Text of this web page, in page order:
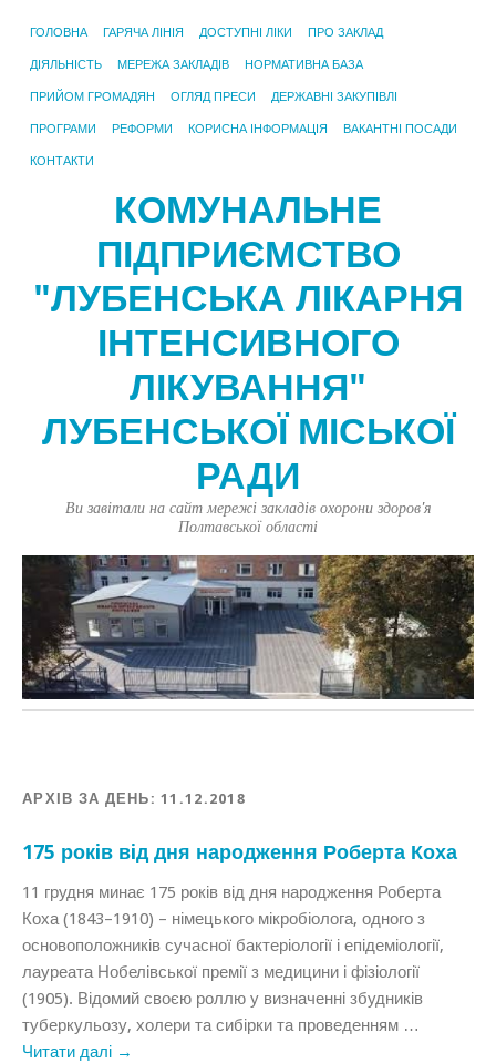
ГОЛОВНА ГАРЯЧА ЛІНІЯ ДОСТУПНІ ЛІКИ ПРО ЗАКЛАД
ДІЯЛЬНІСТЬ МЕРЕЖА ЗАКЛАДІВ НОРМАТИВНА БАЗА
ПРИЙОМ ГРОМАДЯН ОГЛЯД ПРЕСИ ДЕРЖАВНІ ЗАКУПІВЛІ
ПРОГРАМИ РЕФОРМИ КОРИСНА ІНФОРМАЦІЯ ВАКАНТНІ ПОСАДИ
КОНТАКТИ
КОМУНАЛЬНЕ
ПІДПРИЄМСТВО
"ЛУБЕНСЬКА ЛІКАРНЯ
ІНТЕНСИВНОГО
ЛІКУВАННЯ"
ЛУБЕНСЬКОЇ МІСЬКОЇ
РАДИ
Ви завітали на сайт мережі закладів охорони здоров'я
Полтавської області
АРХІВ ЗА ДЕНЬ:11.12.2018
175 рокiв вiд дня народження Роберта Коха
11 грудня минає 175 років від дня народження Роберта
Коха (1843–1910) – німецького мікробіолога, одного з
основоположників сучасної бактеріології і епідеміології,
лауреата Нобелівської премії з медицини і фізіології
(1905). Відомий своєю роллю у визначенні збудників
туберкульозу, холери та сибірки та проведенням …
Читати далі →